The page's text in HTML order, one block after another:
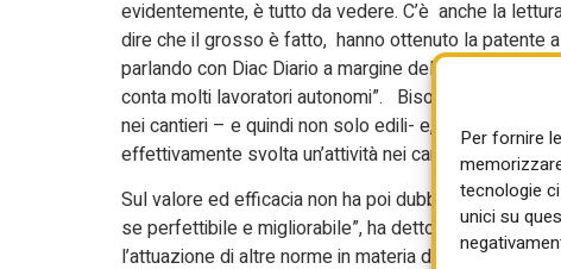
Per fornire
tecnologie
unici su
evidentemente, è tutto da vedere. C’è anche la
dire che il grosso è fatto, hanno ottenuto la patente
parlando con Diac Diario a margine del Summit
conta molti lavoratori autonomi”. Bisogna ricordare
nei cantieri – e quindi non solo edili- e, pertanto, il
effettivamente svolta un’attività nei cantieri.
Sul valore ed efficacia non ha poi dubbi il direttore
se perfettibile e migliorabile”, ha detto. “Soltanto
l’attuazione di altre norme in materia di